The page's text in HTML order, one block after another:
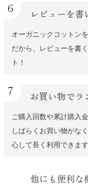
6 レビューを
オーガニックコットン
だから、レビューを書
ト！
7 お買い物でラ
ご購入回数や累計購入
しばらくお買い物がな
心して長く利用できます
他にも便利な